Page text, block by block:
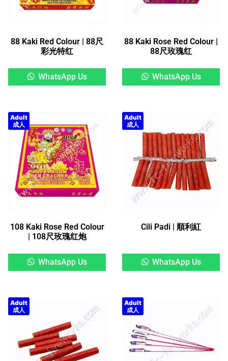
88 Kaki Red Colour | 88尺
彩光特红
WhatsApp Us
88 Kaki Rose Red Colour |
88尺玫瑰红
WhatsApp Us
Adult
成人
108 Kaki Rose Red Colour
| 108尺玫瑰红炮
WhatsApp Us
Adult
成人
Cili Padi | 順利紅
WhatsApp Us
Adult
成人
Adult
成人